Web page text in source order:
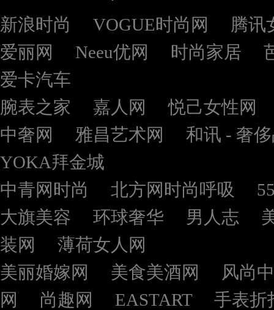
新浪时尚 VOGUE时尚网
腾讯
爱丽网
Neeu优网 时尚家居
爱卡汽车
腕表之家
嘉人网
悦己女性网
中奢网
雅昌艺术网
和讯 - 奢
YOKA拜金城
中青网时尚
北方网时尚呼吸
大旗美容
环球奢华 男人志
装网
薄荷女人网
美丽婚嫁网
美食美酒网
风尚
网
尚趣网 EASTART
手表折